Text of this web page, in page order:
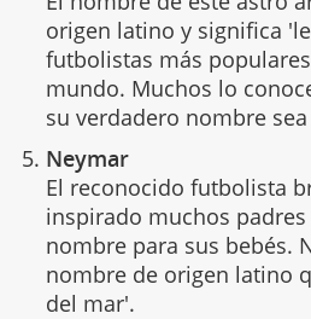
origen latino y significa
futbolistas más
mundo. Muchos lo
su verdadero nombre sea
Neymar
El reconocido futbolista
inspirado muchos
nombre para sus bebés.
nombre de origen latino
del mar'.